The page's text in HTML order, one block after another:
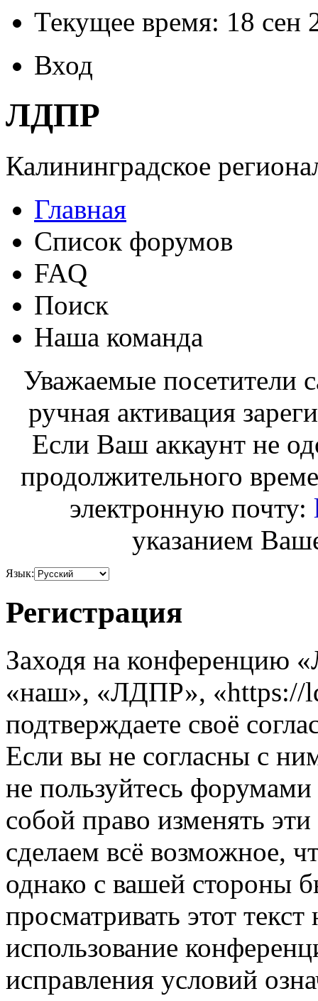
Текущее время: 18 сен
Вход
ЛДПР
Калининградское
Главная
Список форумов
FAQ
Поиск
Наша команда
Уважаемые посетители
ручная активация
Если Ваш аккаунт не
продолжительного
электронную почту:
указанием
Язык:
Регистрация
Заходя на конференцию
«наш», «ЛДПР», «https://
подтверждаете своё
Если вы не согласны с
не пользуйтесь
собой право изменять
сделаем всё возможное,
однако с вашей стороны
просматривать этот
использование
исправления условий